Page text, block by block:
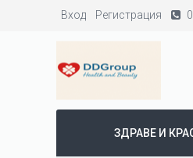
Вход Регистрация
ЗДРАВЕ И